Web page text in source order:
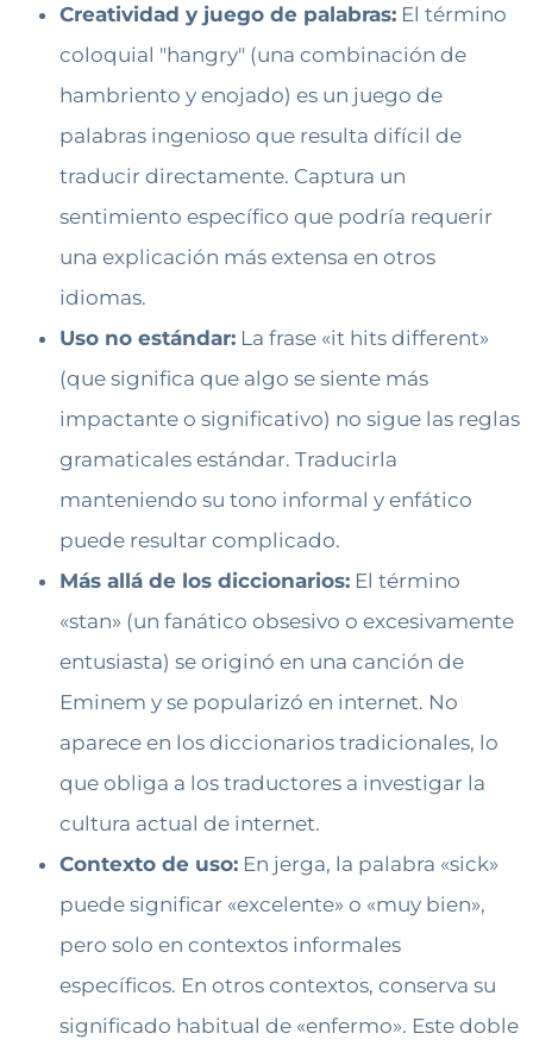
Creatividad y juego de palabras: El término
coloquial "hangry" (una combinación de
hambriento y enojado) es un juego de
palabras ingenioso que resulta difícil de
traducir directamente. Captura un
sentimiento específico que podría requerir
una explicación más extensa en otros
idiomas.
Uso no estándar: La frase «it hits different»
(que significa que algo se siente más
impactante o significativo) no sigue las reglas
gramaticales estándar. Traducirla
manteniendo su tono informal y enfático
puede resultar complicado.
Más allá de los diccionarios: El término
«stan» (un fanático obsesivo o excesivamente
entusiasta) se originó en una canción de
Eminem y se popularizó en internet. No
aparece en los diccionarios tradicionales, lo
que obliga a los traductores a investigar la
cultura actual de internet.
Contexto de uso: En jerga, la palabra «sick»
puede significar «excelente» o «muy bien»,
pero solo en contextos informales
específicos. En otros contextos, conserva su
significado habitual de «enfermo». Este doble